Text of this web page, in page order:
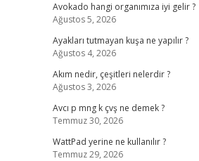
Avokado hangi organımıza iyi gelir ?
Ağustos 5, 2026
Ayakları tutmayan kuşa ne yapılır ?
Ağustos 4, 2026
Akım nedir, çeşitleri nelerdir ?
Ağustos 3, 2026
Avcı p mng k çvş ne demek ?
Temmuz 30, 2026
WattPad yerine ne kullanılır ?
Temmuz 29, 2026